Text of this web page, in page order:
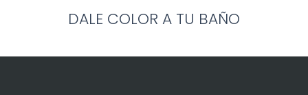
DALE COLOR A TU BAÑO